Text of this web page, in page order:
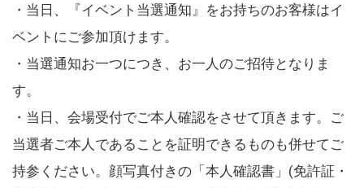
・当日、『イベント当選通知』をお持ちのお客様はイ
ベントにご参加頂けます。
・当選通知お一つにつき、お一人のご招待となりま
す。
・当日、会場受付でご本人確認をさせて頂きます。ご
当選者ご本人であることを証明できるものも併せてご
持参ください。顔写真付きの「本人確認書」(免許証・